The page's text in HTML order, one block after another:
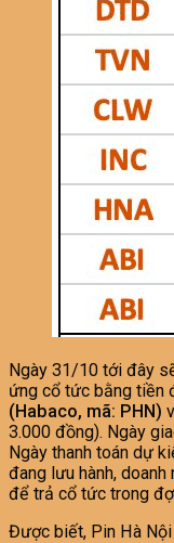
Ngày 31/10 tới đây
ứng cổ tức bằng tiền
(Habaco, mã: PHN)
3.000 đồng). Ngày
Ngày thanh toán dự
đang lưu hành,
để trả cổ tức trong
Được biết, Pin Hà Nội